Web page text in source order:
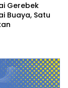
Gerebek
Buaya, Satu